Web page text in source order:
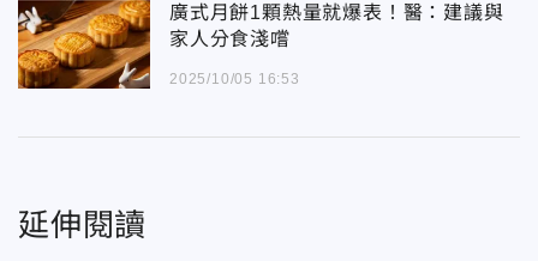
廣式月餅1顆熱量就爆表！醫：建議與
家人分食淺嚐
2025/10/05 16:53
延伸閱讀